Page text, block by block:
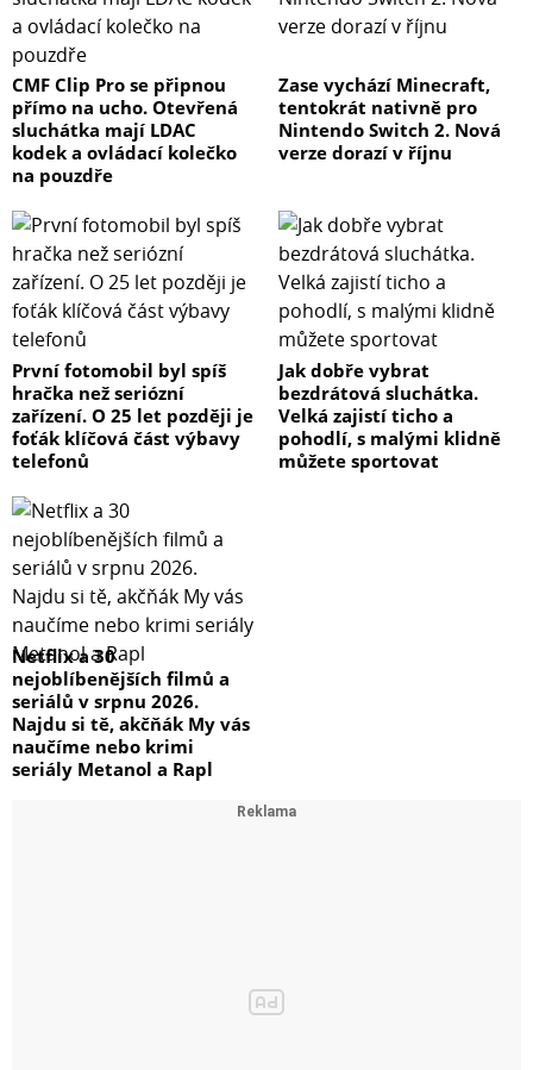
CMF Clip Pro se připnou
přímo na ucho. Otevřená
sluchátka mají LDAC
kodek a ovládací kolečko
na pouzdře
Zase vychází Minecraft,
tentokrát nativně pro
Nintendo Switch 2. Nová
verze dorazí v říjnu
První fotomobil byl spíš
hračka než seriózní
zařízení. O 25 let později je
foťák klíčová část výbavy
telefonů
Jak dobře vybrat
bezdrátová sluchátka.
Velká zajistí ticho a
pohodlí, s malými klidně
můžete sportovat
Netflix a 30
nejoblíbenějších filmů a
seriálů v srpnu 2026.
Najdu si tě, akčňák My vás
naučíme nebo krimi
seriály Metanol a Rapl